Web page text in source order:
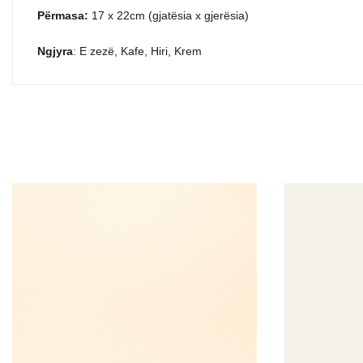
Përmasa: 17 x 22cm (gjatësia x gjerësia)
Ngjyra: E zezë, Kafe, Hiri, Krem